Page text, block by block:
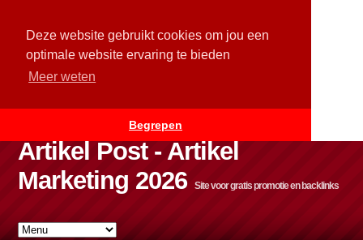
Deze website gebruikt cookies om jou een
optimale website ervaring te bieden
Meer weten
Begrepen
Artikel Post - Artikel
Marketing 2026
Site voor gratis promotie en backlinks